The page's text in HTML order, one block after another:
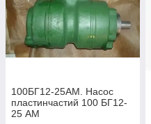
100БГ12-25АМ. Насос
пластинчастий 100 БГ12-
25 АМ